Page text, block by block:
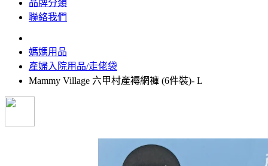
品牌分類
聯絡我們
媽媽用品
產婦入院用品/走佬袋
Mammy Village 六甲村產褥網褲 (6件裝)- L